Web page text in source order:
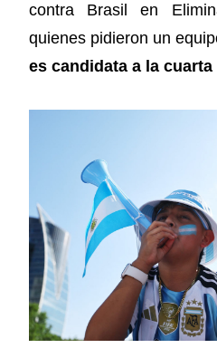
contra Brasil en
quienes pidieron un
es candidata a la